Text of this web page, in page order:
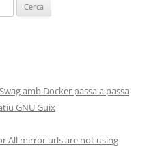
amb Docker passa a passa
GNU Guix
All mirror urls are not using